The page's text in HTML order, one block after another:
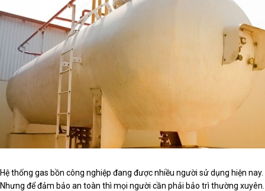
Hệ thống gas bồn công nghiệp đang được nhiều người sử dụng hiện nay.
Nhưng để đảm bảo an toàn thì mọi người cần phải bảo trì thường xuyên.